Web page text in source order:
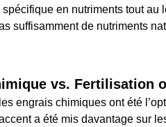
spécifique en nutriments tout
suffisamment de nutriments
vs. Fertilisation
engrais chimiques ont été
a été mis davantage sur